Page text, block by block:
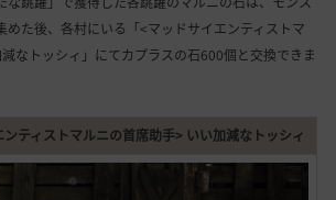
めた後、各村にいる「<マッドサイエンティストマ
なトッシィ」にてカプラスの石600個と交換できま
ティストマルニの首席助手> いい加減なトッシィ